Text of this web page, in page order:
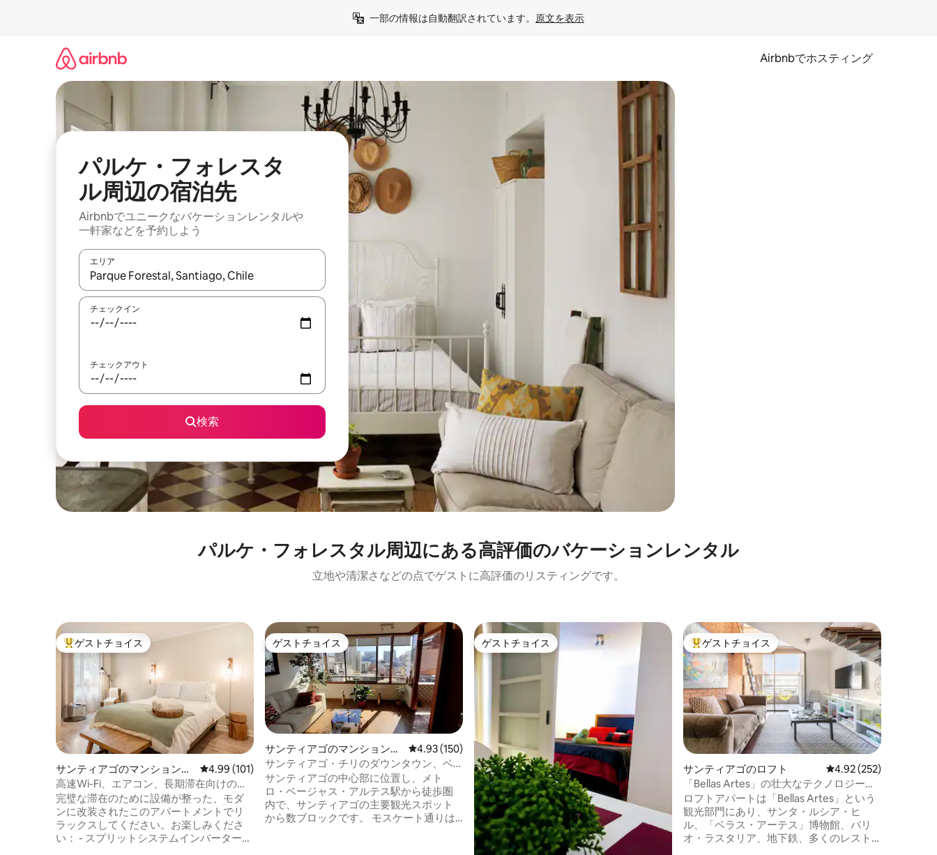
一部の情報は自動翻訳されています。 原文を表示
Airbnbでホスティング
パルケ・フォレスタ
ル⁠周⁠辺⁠の宿⁠泊⁠先
Airbnbでユニークなバ⁠ケ⁠ー⁠シ⁠ョ⁠ンレ⁠ン⁠タ⁠ルや
一⁠軒⁠家な⁠ど⁠を予⁠約⁠し⁠よ⁠う
エリア
検索結果が表示されたら、上下の矢印キーを使って移動するか、画面をタッチまたはスワイプして検索結果を確認することができます。
チェックイン
チェックアウト
検索
パルケ・フォレスタル⁠周⁠辺⁠に⁠あ⁠る高⁠評⁠価⁠のバ⁠ケ⁠ー⁠シ⁠ョ⁠ン⁠レ⁠ン⁠タ⁠ル
立地や清潔さなどの点でゲストに高評価のリスティングです。
大好評のゲストチョイスです。
ゲストチョイス
サンティアゴのマンション・
アパート
レビュー101件、5つ星中4.99つ星の平均評価
4.99 (101)
高速Wi-Fi、エアコン、長期滞在向けの清
潔な最高のアパートメント - Lastarria
完璧な滞在のために設備が整った、モダ
ンに改装されたこのアパートメントでリ
ラックスしてください。お楽しみくださ
い： - スプリットシステムインバーターエ
ゲストチョイス
ゲストチョイス
サンティアゴのマンション・
アパート
レビュー150件、5つ星中4.93つ星の平均評価
4.93 (150)
サンティアゴ・チリのダウンタウン、ベ
ジャス・アルテスのマンション・アパー
ト
サンティアゴの中心部に位置し、メト
ロ・ベージャス・アルテス駅から徒歩圏
内で、サンティアゴの主要観光スポット
から数ブロックです。 モスケート通りは
ゲストチョイス
ゲストチョイス 大好評のゲストチョイスです。
ゲストチョイス
サンティアゴのロフト レビュー252件、5つ
4.92 (252)
「Bellas Artes」の壮大なテクノロジーロ
フト
ロフトアパートは「Bellas Artes」という
観光部門にあり、サンタ・ルシア・ヒ
ル、「ベラス・アーテス」博物館、バリ
オ・ラスタリア、地下鉄、多くのレスト